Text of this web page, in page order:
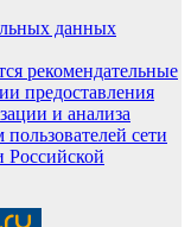
данных
рекомендательные
предоставления
и анализа
сети
Российской